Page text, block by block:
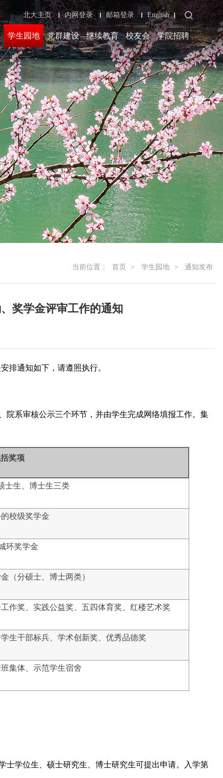
北大主页 内网登录 邮箱登录 English
学生园地 党群建设 继续教育 校友会 学院招聘
当前位置： 首页 > 学生园地 > 通知发布
奖学金评审工作的通知
排通知如下，请遵照执行。
院系审核公示三个环节，并由学生完成网络填报工作。集
奖项
士生、博士生三类
校级奖学金
环奖学金
（分硕士、博士两类）
作奖、实践公益奖、五四体育奖、红楼艺术奖
生干部标兵、学术创新奖、优秀品德奖
集体、示范学生宿舍
士学位生、硕士研究生、博士研究生可提出申请。入学第